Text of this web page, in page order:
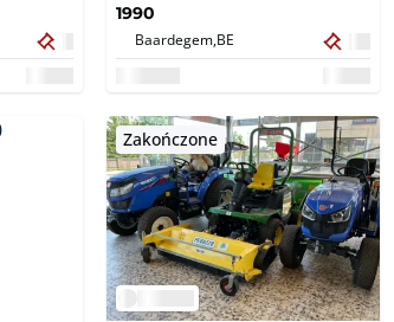
1990
Baardegem, BE
Zakończone